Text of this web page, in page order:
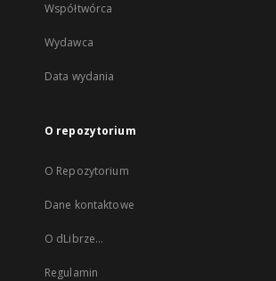
Współtwórca
Wydawca
Data wydania
O repozytorium
O Repozytorium
Dane kontaktowe
O dLibrze...
Regulamin